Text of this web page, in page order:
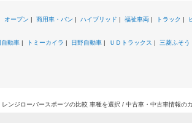
オープン | 商用車・バン | ハイブリッド | 福祉車両 | トラック |
自動車 | トミーカイラ | 日野自動車 | ＵＤトラックス | 三菱ふそう
レンジローバースポーツの比較 車種を選択 / 中古車・中古車情報の